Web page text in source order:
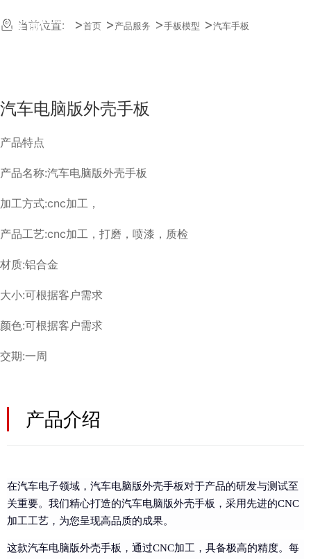
质量一样_交期减半
当前位置: 首页 产品服务 手板模型 汽车手板
汽车电脑版外壳手板
产品特点
产品名称:汽车电脑版外壳手板
加工方式:cnc加工，
产品工艺:cnc加工，打磨，喷漆，质检
材质:铝合金
大小:可根据客户需求
颜色:可根据客户需求
交期:一周
产品介绍
在汽车电子领域，汽车电脑版外壳手板对于产品的研发与测试至
关重要。我们精心打造的汽车电脑版外壳手板，采用先进的CNC
加工工艺，为您呈现高品质的成果。
这款汽车电脑版外壳手板，通过CNC加工，具备极高的精度。每